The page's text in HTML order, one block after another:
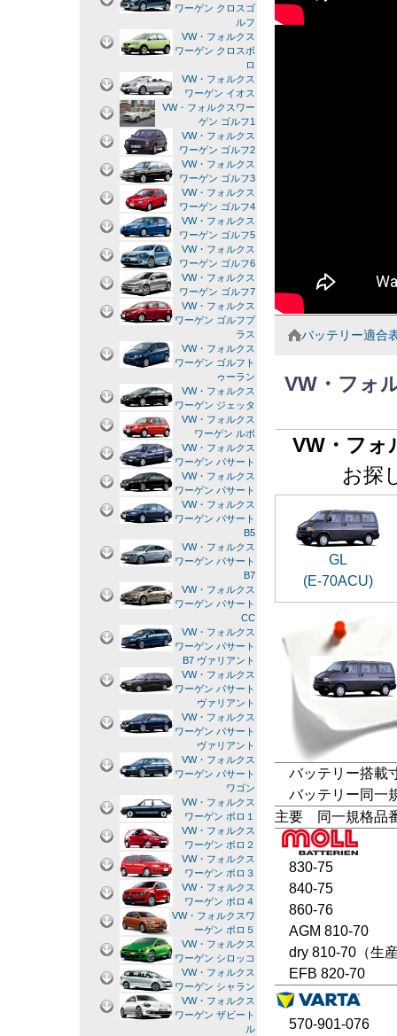
バッテリー適合
VW・フォ
VW・フォ
お探
GL
(E-70ACU)
バッテリー搭載
バッテリー同一
主要 同一規格品
830-75
840-75
860-76
AGM 810-70
dry 810-70（生
EFB 820-70
570-901-076
ワーゲン クロスゴ
ルフ
VW・フォルクス
ワーゲン クロスボ
ロ
VW・フォルクス
ワーゲン イオス
VW・フォルクスワー
ゲン ゴルフ1
VW・フォルクス
ワーゲン ゴルフ2
VW・フォルクス
ワーゲン ゴルフ3
VW・フォルクス
ワーゲン ゴルフ4
VW・フォルクス
ワーゲン ゴルフ5
VW・フォルクス
ワーゲン ゴルフ6
VW・フォルクス
ワーゲン ゴルフ7
VW・フォルクス
ワーゲン ゴルフプ
ラス
VW・フォルクス
ワーゲン ゴルフト
ゥーラン
VW・フォルクス
ワーゲン ジェッタ
VW・フォルクス
ワーゲン ルポ
VW・フォルクス
ワーゲン パサート
VW・フォルクス
ワーゲン パサート
VW・フォルクス
ワーゲン パサート
B5
VW・フォルクス
ワーゲン パサート
B7
VW・フォルクス
ワーゲン パサート
CC
VW・フォルクス
ワーゲン パサート
B7 ヴァリアント
VW・フォルクス
ワーゲン パサート
ヴァリアント
VW・フォルクス
ワーゲン パサート
ヴァリアント
VW・フォルクス
ワーゲン パサート
ワゴン
VW・フォルクス
ワーゲン ポロ１
VW・フォルクス
ワーゲン ポロ２
VW・フォルクス
ワーゲン ポロ３
VW・フォルクス
ワーゲン ポロ４
VW・フォルクスワ
ーゲン ポロ５
VW・フォルクス
ワーゲン シロッコ
VW・フォルクス
ワーゲン シャラン
VW・フォルクス
ワーゲン ザビート
ル